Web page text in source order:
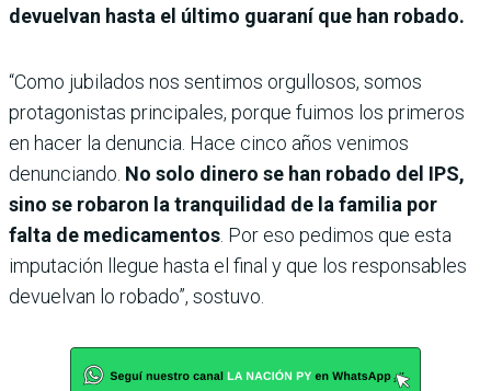
devuelvan hasta el último guaraní que han robado.
“Como jubilados nos sentimos orgullosos, somos
protagonistas principales, porque fuimos los primeros
en hacer la denuncia. Hace cinco años venimos
denunciando. No solo dinero se han robado del IPS,
sino se robaron la tranquilidad de la familia por
falta de medicamentos . Por eso pedimos que esta
imputación llegue hasta el final y que los responsables
devuelvan lo robado”, sostuvo.